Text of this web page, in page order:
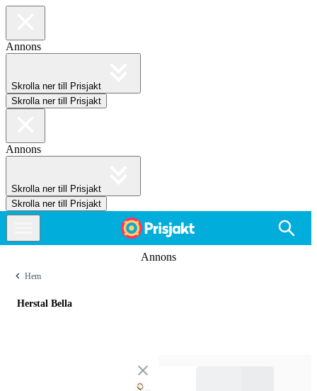
Annons
Skrolla ner till Prisjakt
Skrolla ner till Prisjakt
Annons
Skrolla ner till Prisjakt
Skrolla ner till Prisjakt
Annons
Hem
Herstal Bella